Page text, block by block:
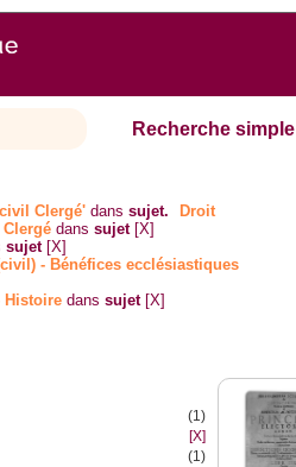
Recherche simple
Clergé' danssujet.
Droit
danssujet [X]
sujet [X]
- Bénéfices ecclésiastiques
Histoire danssujet [X]
(1)
[X]
(1)